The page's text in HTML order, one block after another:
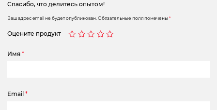
Спасибо, что делитесь опытом!
Ваш адрес email не будет опубликован. Обязательные поля помечены*
Оцените продукт
Имя *
Email *